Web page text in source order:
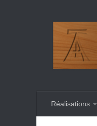
Réalisations